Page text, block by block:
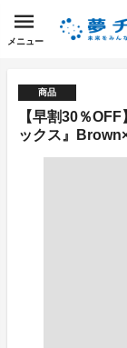
メニュー
商品
【早割30％
ックス』